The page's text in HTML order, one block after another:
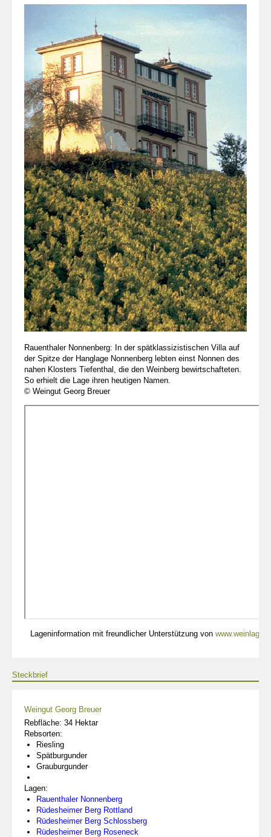
Rauenthaler Nonnenberg: In der spätklassizistischen Villa auf
der Spitze der Hanglage Nonnenberg lebten einst Nonnen des
nahen Klosters Tiefenthal, die den Weinberg bewirtschafteten.
So erhielt die Lage ihren heutigen Namen.
© Weingut Georg Breuer
Lageninformation mit freundlicher Unterstützung von
Steckbrief
Weingut Georg Breuer
Rebfläche: 34 Hektar
Rebsorten:
Riesling
Spätburgunder
Grauburgunder
Lagen:
Rauenthaler Nonnenberg
Rüdesheimer Berg Rottland
Rüdesheimer Berg Schlossberg
Rüdesheimer Berg Roseneck